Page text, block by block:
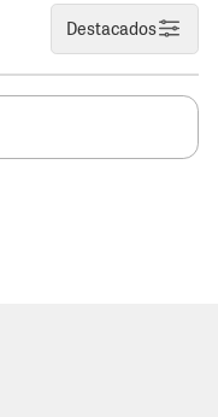
Destacados